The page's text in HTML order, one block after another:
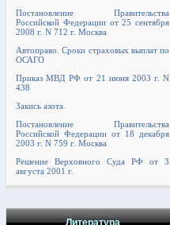
Постановление Правительства
Российской Федерации от 25 сентября
2008 г. N 712 г. Москва
Автоправо. Сроки страховых выплат по
ОСАГО
Приказ МВД РФ от 21 июня 2003 г. N
438
Закись азота.
Постановление Правительства
Российской Федерации от 18 декабря
2003 г. N 759 г. Москва
Решение Верховного Суда РФ от 3
августа 2001 г.
Литература